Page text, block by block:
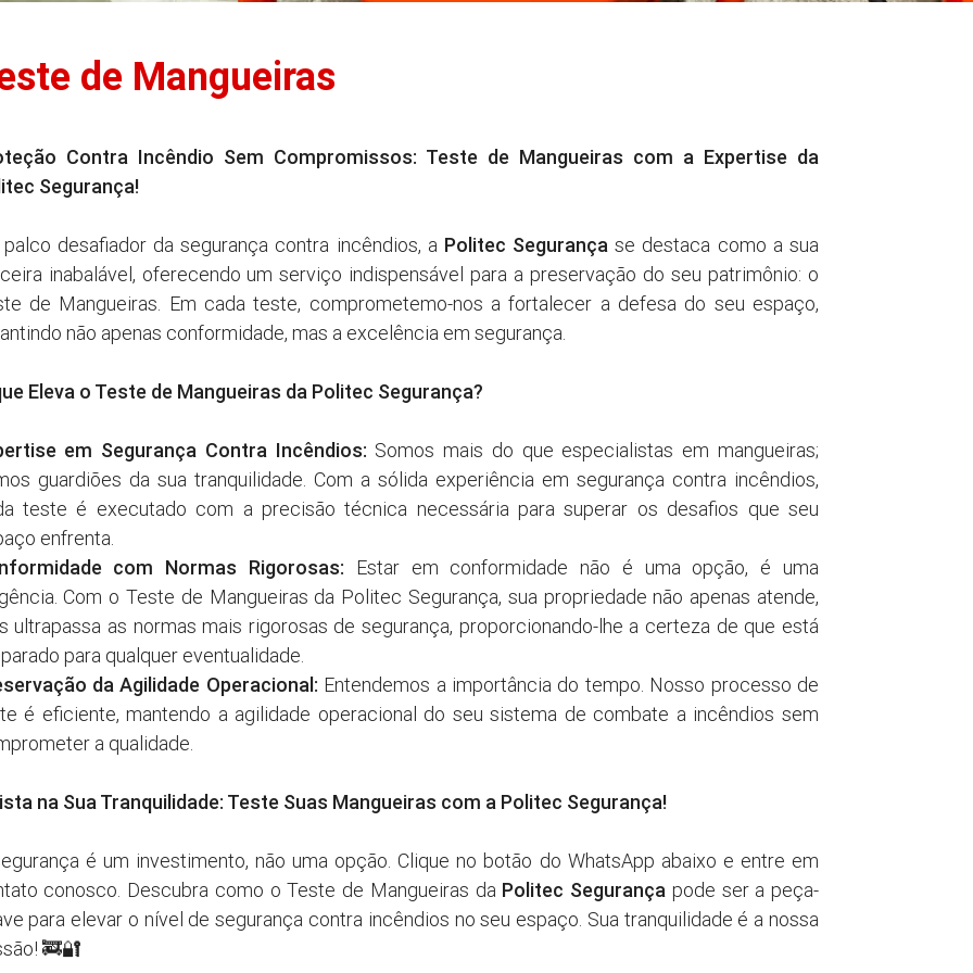
de Mangueiras
Contra Incêndio Sem Compromissos: Teste de Mangueiras com a Expertise da
Segurança!
desafiador da segurança contra incêndios, a Politec Segurança se destaca como a sua
inabalável, oferecendo um serviço indispensável para a preservação do seu patrimônio: o
de Mangueiras. Em cada teste, comprometemo-nos a fortalecer a defesa do seu espaço,
não apenas conformidade, mas a excelência em segurança.
Eleva o Teste de Mangueiras da Politec Segurança?
em Segurança Contra Incêndios: Somos mais do que especialistas em mangueiras;
guardiões da sua tranquilidade. Com a sólida experiência em segurança contra incêndios,
teste é executado com a precisão técnica necessária para superar os desafios que seu
enfrenta.
com Normas Rigorosas: Estar em conformidade não é uma opção, é uma
Com o Teste de Mangueiras da Politec Segurança, sua propriedade não apenas atende,
ultrapassa as normas mais rigorosas de segurança, proporcionando-lhe a certeza de que está
para qualquer eventualidade.
da Agilidade Operacional: Entendemos a importância do tempo. Nosso processo de
é eficiente, mantendo a agilidade operacional do seu sistema de combate a incêndios sem
a qualidade.
na Sua Tranquilidade: Teste Suas Mangueiras com a Politec Segurança!
é um investimento, não uma opção. Clique no botão do WhatsApp abaixo e entre em
conosco. Descubra como o Teste de Mangueiras da Politec Segurança pode ser a peça-
para elevar o nível de segurança contra incêndios no seu espaço. Sua tranquilidade é a nossa
🚒🔐